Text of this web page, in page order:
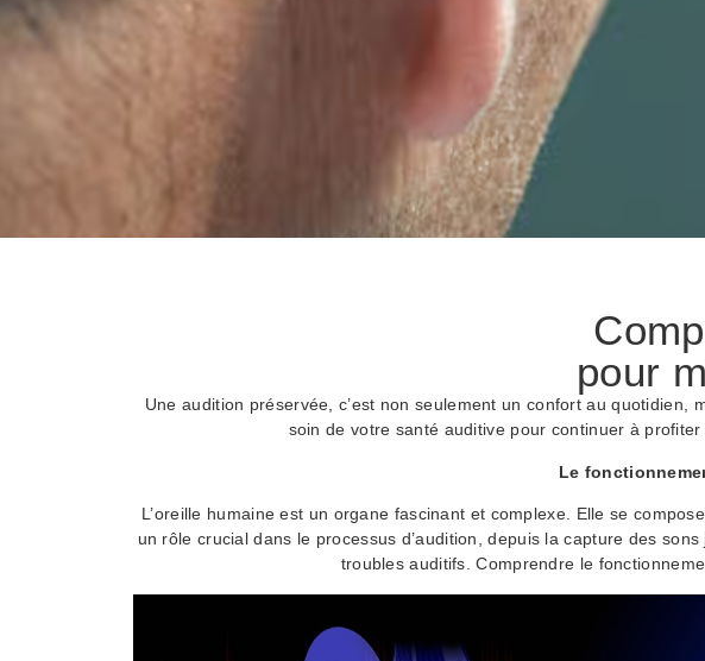
pour
Une audition préservée, c’est non seulement un confort au
soin de votre santé auditive pour continuer à
Le
L’oreille humaine est un organe fascinant et complexe. Elle se
un rôle crucial dans le processus d’audition, depuis la capture des
troubles auditifs. Comprendre le